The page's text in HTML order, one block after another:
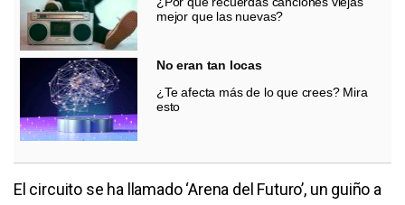
mejor que las nuevas?
No eran tan locas
¿Te afecta más de lo que crees? Mira
esto
El circuito se ha llamado ‘Arena del Futuro’, un guiño a